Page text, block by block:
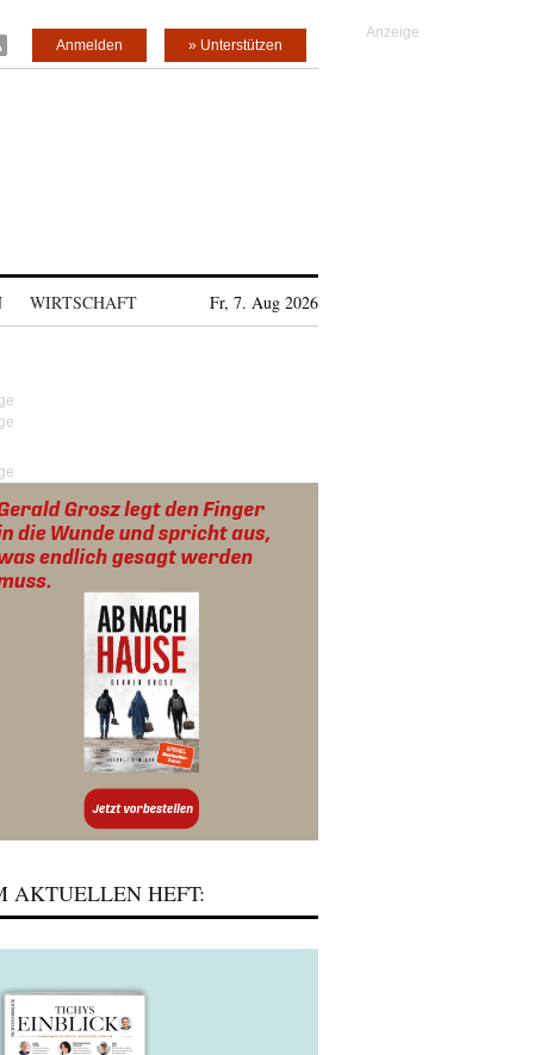
» Unterstützen
Anmelden
WIRTSCHAFT Fr, 7. Aug 2026
AKTUELLEN HEFT: